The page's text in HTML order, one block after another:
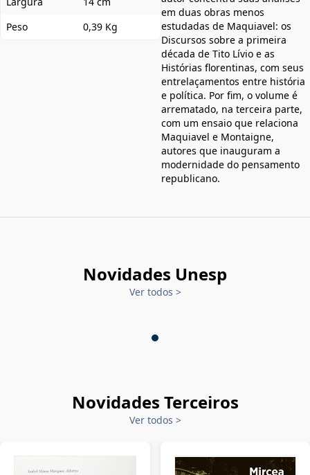
Peso
0,39 Kg
em duas obras menos
estudadas de Maquiavel: os
Discursos sobre a primeira
década de Tito Lívio e as
Histórias florentinas, com seus
entrelaçamentos entre história
e política. Por fim, o volume é
arrematado, na terceira parte,
com um ensaio que relaciona
Maquiavel e Montaigne,
autores que inauguram a
modernidade do pensamento
republicano.
Novidades Unesp
Ver todos >
Novidades Terceiros
Ver todos >